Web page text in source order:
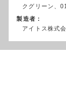
クグリーン、
製造者：
アイトス株式